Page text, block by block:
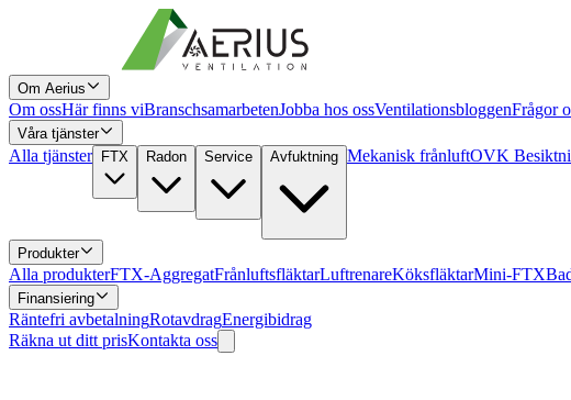
Om Aerius
Om ossHär finns viBranschsamarbetenJobba hos ossVentilationsbloggenFrågor
Våra tjänster
Alla tjänster FTX Radon Service Avfuktning Mekanisk frånluftOVK
Produkter
Alla produkterFTX-AggregatFrånluftsfläktarLuftrenareKöksfläktarMini-FTX
Finansiering
Räntefri avbetalningRotavdragEnergibidrag
Räkna ut ditt prisKontakta oss